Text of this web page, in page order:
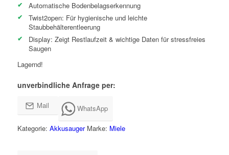
Automatische Bodenbelagserkennung
Twist2open: Für hygienische und leichte
Staubbehälterentleerung
Display: Zeigt Restlaufzeit & wichtige Daten für stressfreies
Saugen
Lagernd!
unverbindliche Anfrage per:
Mail WhatsApp
Kategorie: Akkusauger Marke: Miele